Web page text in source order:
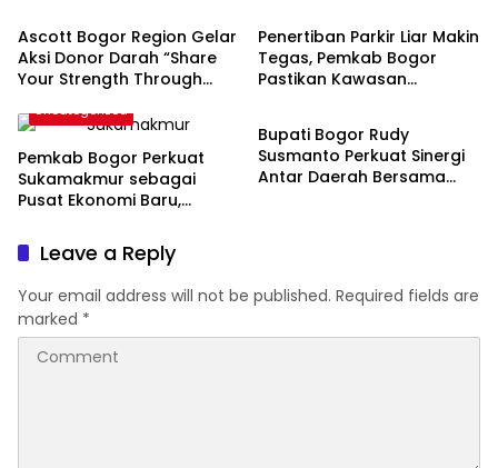
Ascott Bogor Region Gelar
Aksi Donor Darah “Share
Your Strength Through
PMI Kabupaten Bogor
Penertiban Parkir Liar Makin
Tegas, Pemkab Bogor
Pastikan Kawasan
Uncategorized
Pemkab Bogor Perkuat
Sukamakmur sebagai
Pusat Ekonomi Baru,
Bogor Timur
Uncategorized
Bupati Bogor Rudy
Susmanto Perkuat Sinergi
Antar Daerah Bersama
Leave a Reply
Your email address will not be published. Required fields are
marked *